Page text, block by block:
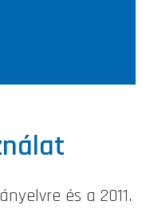
és a 2011.